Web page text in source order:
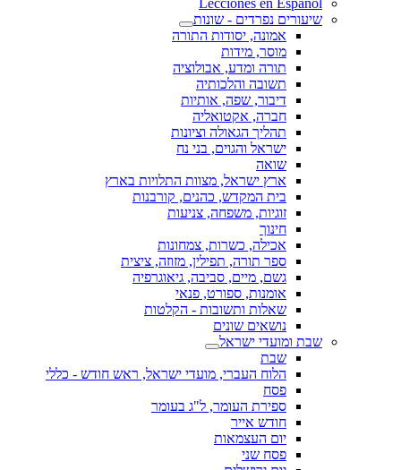
Lecciones en Español
שיעורים נפרדים - שונות
אמונה, יסודות התורה
מוסר, מידות
תורה ומדע, אבולוציה
תשובה והלכותיה
דיבור, שפה, אותיות
חברה, אקטואליה
תהליך הגאולה וציונות
ישראל והגוים, בני נח
שואה
ארץ ישראל, מצוות התלויות בארץ
בית המקדש, כהנים, קורבנות
זוגיות, משפחה, צניעות
חינוך
אכילה, כשרות, צמחונות
ספר תורה, תפילין, מזוזה, ציצית
גשם, מיים, סביבה, גיאוגרפיה
אומנות, ספורט, פנאי
שאלות ותשובות - הקלטות
נושאים שונים
שבת ומועדי ישראל
שבת
הלוח העברי, מועדי ישראל, ראש חודש - כללי
פסח
ספירת העומר, ל"ג בעומר
חודש אייר
יום העצמאות
פסח שני